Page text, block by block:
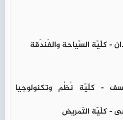
- كلّيّة السّياحة والفَندَقة
- كلّيّة نُظُم وتكنولوجيا
- كلّيّة التّمريض